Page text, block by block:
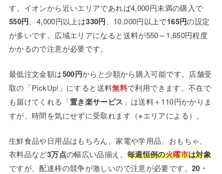
す。イオンから近いエリアであれば4,000円未満の購入で
550円 、4,000円以上は330円 、10,000円以上で165円の設定
が多いです。広域エリアになると送料が550～1,650円程度
かかるので注意が必要です。
最低注文金額は500円からと少額から購入可能です。店舗受
取の「PickUp!」にすると送料無料で利用できます。不在で
も届けてくれる「置き楽サービス 」は送料＋110円かかりま
すが、時間を気にせずに受取れます（※エリアによる）。
生鮮食品や日用品はもちろん、家電や学用品、おもちゃ、
衣料品など3万点の幅広い品揃え。 毎週恒例の火曜市は対象
ですが、配達枠の競争が激しいので注意が必要です。 20・